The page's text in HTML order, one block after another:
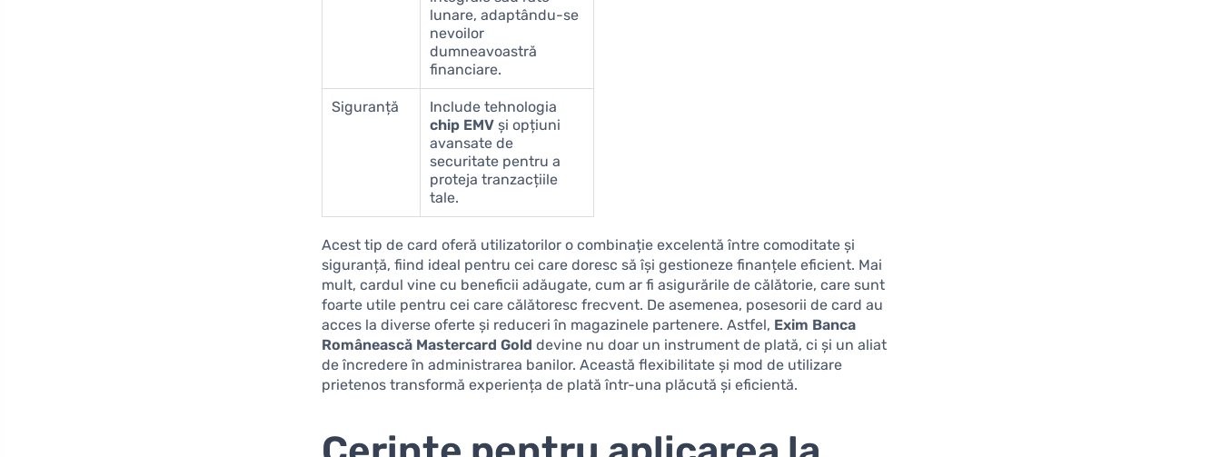
lunare, adaptându-se
nevoilor
dumneavoastră
financiare.
Siguranță
Include tehnologia
chip EMV și opțiuni
avansate de
securitate pentru a
proteja tranzacțiile
tale.
Acest tip de card oferă utilizatorilor o combinație excelentă între comoditate și
siguranță, fiind ideal pentru cei care doresc să își gestioneze finanțele eficient. Mai
mult, cardul vine cu beneficii adăugate, cum ar fi asigurările de călătorie, care sunt
foarte utile pentru cei care călătoresc frecvent. De asemenea, posesorii de card au
acces la diverse oferte și reduceri în magazinele partenere. Astfel, Exim Banca
Românească Mastercard Gold devine nu doar un instrument de plată, ci și un aliat
de încredere în administrarea banilor. Această flexibilitate și mod de utilizare
prietenos transformă experiența de plată într-una plăcută și eficientă.